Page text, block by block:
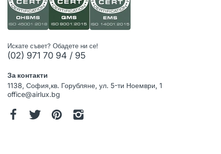
Искате съвет? Обадете ни се!
(02) 971 70 94 / 95
За контакти
1138, София,кв. Горубляне, ул. 5-ти Ноември, 1
office@airlux.bg